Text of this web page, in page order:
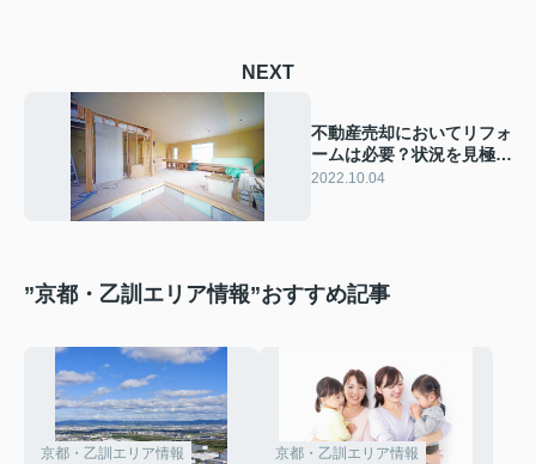
NEXT
不動産売却においてリフォ
ームは必要？状況を見極め
て高値で売ろう！
2022.10.04
”京都・乙訓エリア情報”おすすめ記事
京都・乙訓エリア情報 京都・乙訓エリア情報